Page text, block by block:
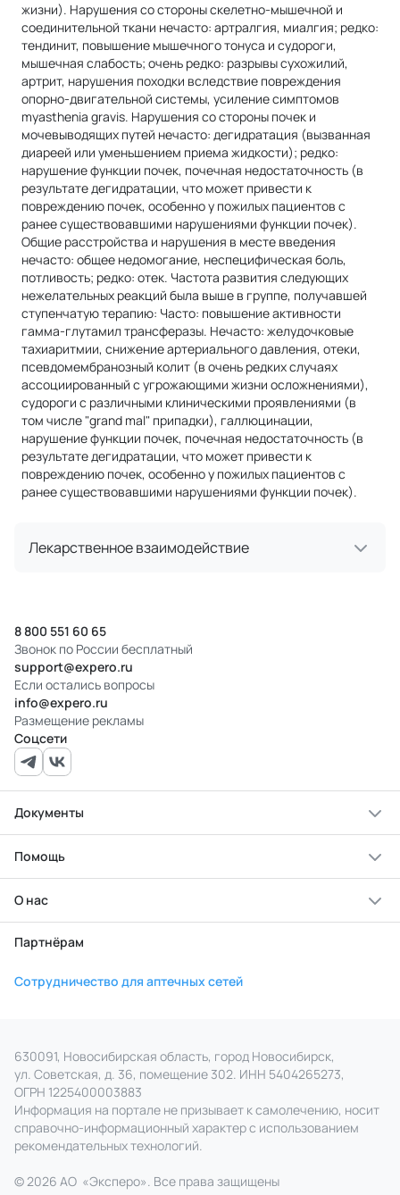
жизни). Нарушения со стороны скелетно-мышечной и
соединительной ткани нечасто: артралгия, миалгия; редко:
тендинит, повышение мышечного тонуса и судороги,
мышечная слабость; очень редко: разрывы сухожилий,
артрит, нарушения походки вследствие повреждения
опорно-двигательной системы, усиление симптомов
myasthenia gravis. Нарушения со стороны почек и
мочевыводящих путей нечасто: дегидратация (вызванная
диареей или уменьшением приема жидкости); редко:
нарушение функции почек, почечная недостаточность (в
результате дегидратации, что может привести к
повреждению почек, особенно у пожилых пациентов с
ранее существовавшими нарушениями функции почек).
Общие расстройства и нарушения в месте введения
нечасто: общее недомогание, неспецифическая боль,
потливость; редко: отек. Частота развития следующих
нежелательных реакций была выше в группе, получавшей
ступенчатую терапию: Часто: повышение активности
гамма-глутамил трансферазы. Нечасто: желудочковые
тахиаритмии, снижение артериального давления, отеки,
псевдомембранозный колит (в очень редких случаях
ассоциированный с угрожающими жизни осложнениями),
судороги с различными клиническими проявлениями (в
том числе "grand mal" припадки), галлюцинации,
нарушение функции почек, почечная недостаточность (в
результате дегидратации, что может привести к
повреждению почек, особенно у пожилых пациентов с
ранее существовавшими нарушениями функции почек).
Лекарственное взаимодействие
8 800 551 60 65
Звонок по России бесплатный
support@expero.ru
Если остались вопросы
info@expero.ru
Размещение рекламы
Соцсети
Документы
Помощь
О нас
Партнёрам
Сотрудничество для аптечных сетей
630091, Новосибирская область, город Новосибирск,
ул. Советская, д. 36, помещение 302. ИНН 5404265273,
ОГРН 1225400003883
Информация на портале не призывает к самолечению, носит
справочно‑информационный характер с использованием
рекомендательных технологий.
© 2026 АО «Эксперо». Все права защищены